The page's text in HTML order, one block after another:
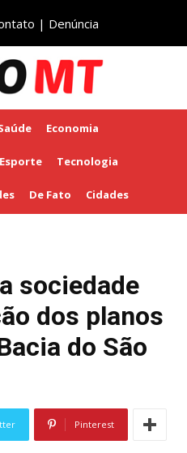
| Denúncia
Economia
Esporte Tecnologia
De Fato Cidades
sociedade
dos planos
do São
Pinterest